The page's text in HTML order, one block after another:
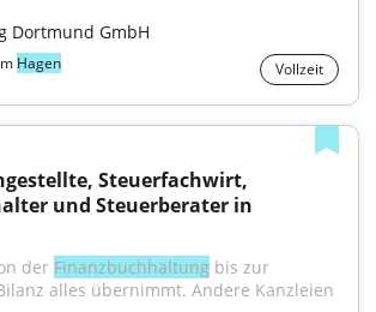
Dortmund GmbH
Hagen Vollzeit
Steuerfachwirt,
und Steuerberater in
der Finanzbuchhaltung bis zur
alles übernimmt. Andere Kanzleien